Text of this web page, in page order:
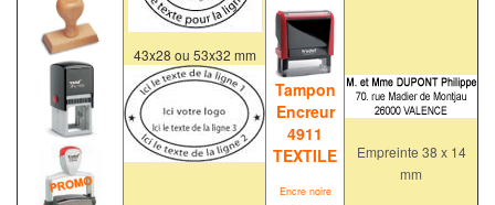
43x28 ou 53x32 mm
Tampon
Encreur
4911
TEXTILE
Encre noire
Empreinte 38 x 14
mm